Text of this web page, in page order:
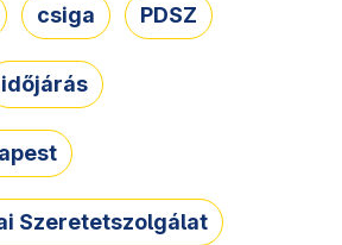
csiga PDSZ
időjárás
Szeretetszolgálat